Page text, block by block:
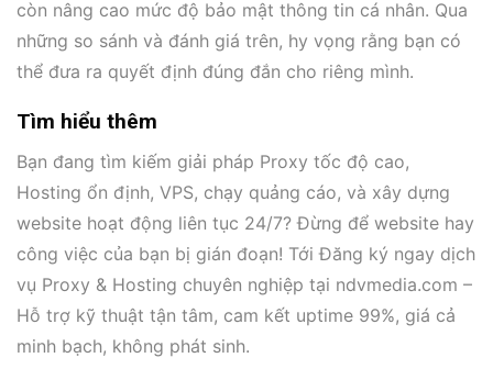
còn nâng cao mức độ bảo mật thông tin cá nhân. Qua
những so sánh và đánh giá trên, hy vọng rằng bạn có
thể đưa ra quyết định đúng đắn cho riêng mình.
Tìm hiểu thêm
Bạn đang tìm kiếm giải pháp Proxy tốc độ cao,
Hosting ổn định, VPS, chạy quảng cáo, và xây dựng
website hoạt động liên tục 24/7? Đừng để website hay
công việc của bạn bị gián đoạn! Tới Đăng ký ngay dịch
vụ Proxy & Hosting chuyên nghiệp tại ndvmedia.com –
Hỗ trợ kỹ thuật tận tâm, cam kết uptime 99%, giá cả
minh bạch, không phát sinh.